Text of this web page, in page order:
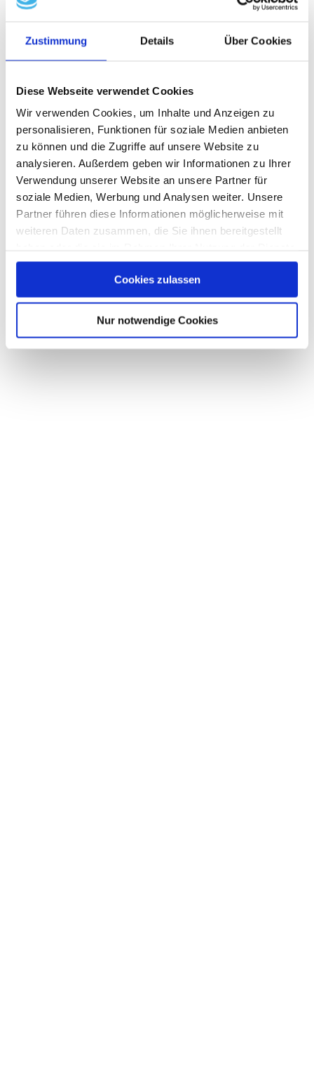
Zustimmung Details Über Cookies
Diese Webseite verwendet Cookies
Wir verwenden Cookies, um Inhalte und Anzeigen zu
personalisieren, Funktionen für soziale Medien anbieten
zu können und die Zugriffe auf unsere Website zu
analysieren. Außerdem geben wir Informationen zu Ihrer
Verwendung unserer Website an unsere Partner für
soziale Medien, Werbung und Analysen weiter. Unsere
Partner führen diese Informationen möglicherweise mit
weiteren Daten zusammen, die Sie ihnen bereitgestellt
gesammelt haben.
Cookies zulassen
Nur notwendige Cookies